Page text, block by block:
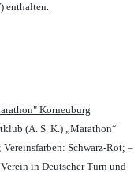
enthalten.
Korneuburg
(A. S. K.) „Marathon“
Schwarz-Rot; –
in Deutscher Turn und